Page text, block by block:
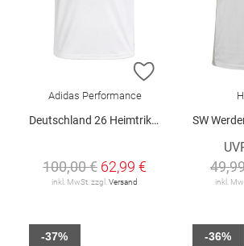
ZUR
Adidas Performance
Deutschland 26 Heimtrikot
100,00 € 62,99 €
inkl. MwSt. zzgl. Versand
SW Werder
inkl.
-37% -36%